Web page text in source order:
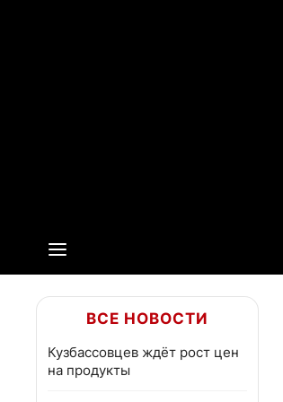
ВСЕ НОВОСТИ
Кузбассовцев ждёт рост цен
на продукты